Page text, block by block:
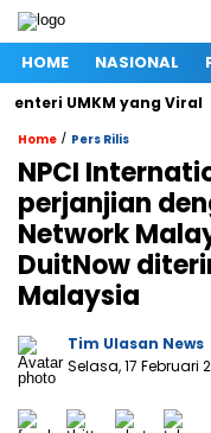
HOME NASIONAL
UMKM yang Viral
Home / Pers Rilis
NPCI
perjanjian
Network
DuitNow
Malaysia
Tim Ulasan News
Selasa, 17 Februari